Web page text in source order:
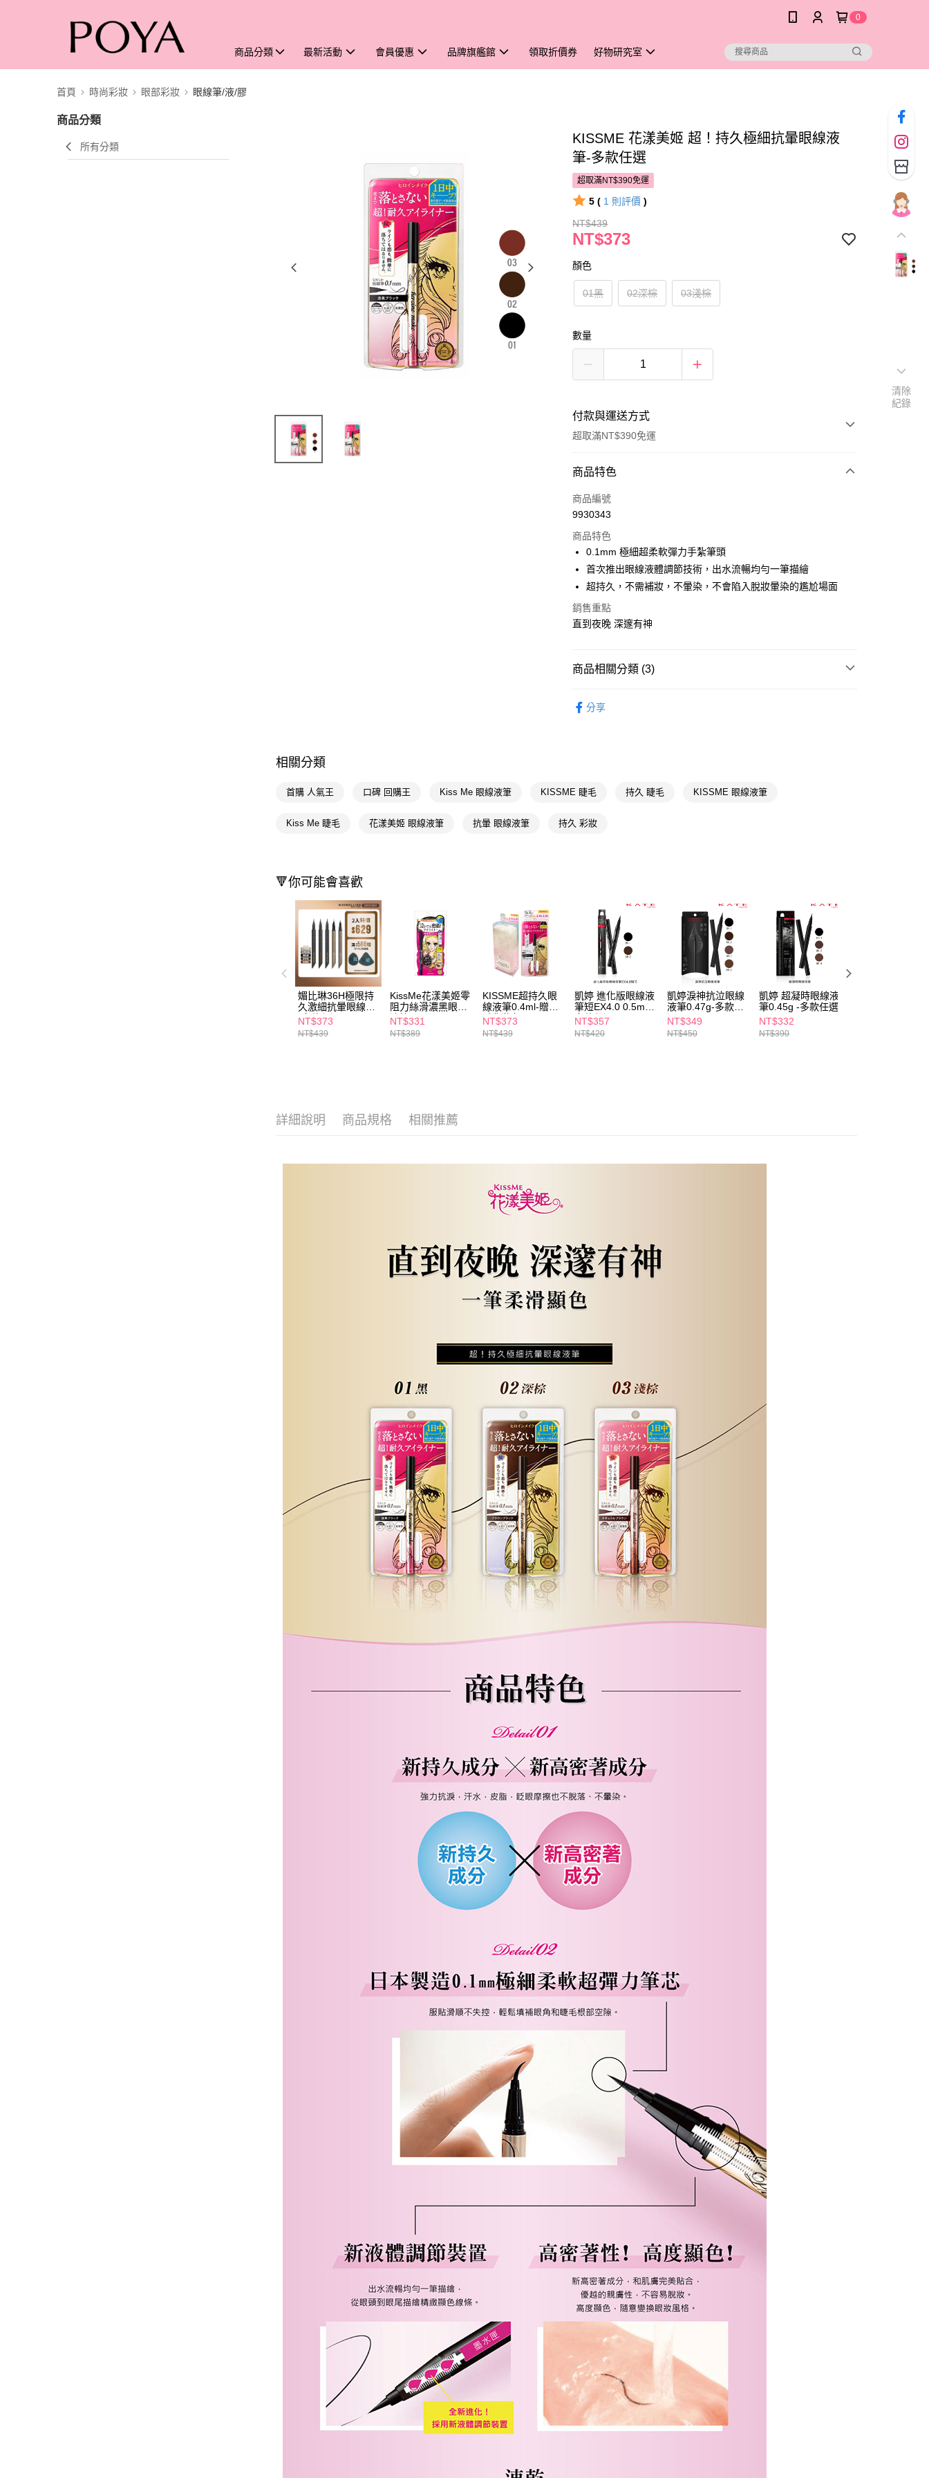
0
商品分類 最新活動 會員優惠 品牌旗艦館 領取折價券 好物研究室
首頁 時尚彩妝 眼部彩妝 眼線筆/液/膠
商品分類
所有分類
KISSME 花漾美姬 超！持久極細抗暈眼線液
筆-多款任選
超取滿NT$390免運
5 ( 1 則評價 )
NT$439
NT$373
顏色
01黑 02深棕 03淺棕
數量
付款與運送方式
超取滿NT$390免運
付款方式
POYA支付
超商取貨付款
LINE Pay
街口支付
Google Pay
AFTEE先享後付
３．安心：先確認商品／服務後，再付款。
【「AFTEE先享後付」結帳流程】
１．於結帳方式選擇「AFTEE先享後付」後，將跳轉至「AFTEE先享後
絡購買商品的店家。未經商家同意取消之訂單仍視為有效，需透過AFTEE
先享後付繳納相關費用。
※ 交易是否成功請以「AFTEE先享後付 」之結帳頁面顯示為準，若有關於
是否繳費成功／繳費後需取消欲退款等相關疑問，請聯繫「AFTEE先享後
付客戶支援中心」
https://netprotections.freshdesk.com/support/home
【注意事項】
１．透過由恩沛科技股份有限公司提供之「AFTEE先享後付」服務完成之
交易，需依本服務之必要範圍內提供個人資料，並將交易相關給付款項請
求債權轉讓予恩沛科技股份有限公司。
２．關於個人資料處理事宜，請瀏覽以下網址：
運送方式
每筆NT$65，滿NT$390(含以上)免運費
每筆NT$65，滿NT$490(含以上)免運費
付款後萊爾富取貨
每筆NT$65，滿NT$490(含以上)免運費
7-11取貨付款
每筆NT$65，滿NT$490(含以上)免運費
付款後7-11取貨
商品特色
商品編號
9930343
商品特色
0.1mm 極細超柔軟彈力手紮筆頭
首次推出眼線液體調節技術，出水流暢均勻一筆描繪
超持久，不需補妝，不暈染，不會陷入脫妝暈染的尷尬場面
銷售重點
直到夜晚 深邃有神
商品相關分類 (3)
分享
相關分類
首購 人氣王 口碑 回購王 Kiss Me 眼線液筆 KISSME 睫毛 持久 睫毛 KISSME 眼線液筆
Kiss Me 睫毛 花漾美姬 眼線液筆 抗暈 眼線液筆 持久 彩妝
🔻你可能會喜歡
媚比琳36H極限持
久激細抗暈眼線液
-多款任選
NT$373
NT$439
KissMe花漾美姬零
阻力絲滑濃黑眼線
液筆
NT$331
NT$389
KISSME超持久眼
線液筆0.4ml-贈絨
毛化妝包
NT$373
NT$439
凱婷 進化版眼線液
筆短EX4.0 0.5ml-
多款任選
NT$357
NT$420
凱婷淚神抗泣眼線
液筆0.47g-多款任
選
NT$349
NT$450
凱婷 超凝時眼線液
筆0.45g -多款任選
NT$332
NT$390
詳細說明 商品規格 相關推薦
清除
紀錄